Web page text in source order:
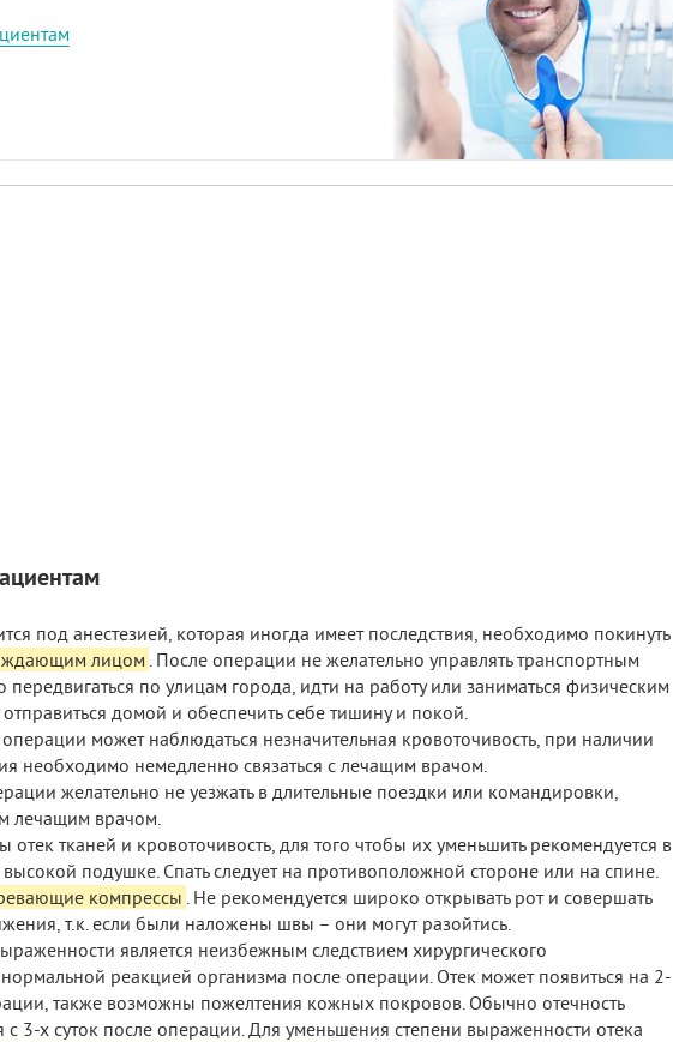
под анестезией, которая иногда имеет последствия, необходимо покинуть
лицом . После операции не желательно управлять транспортным
передвигаться по улицам города, идти на работу или заниматься физическим
домой и обеспечить себе тишину и покой.
может наблюдаться незначительная кровоточивость, при наличии
необходимо немедленно связаться с лечащим врачом.
желательно не уезжать в длительные поездки или командировки,
лечащим врачом.
тканей и кровоточивость, для того чтобы их уменьшить рекомендуется в
высокой подушке. Спать следует на противоположной стороне или на спине.
компрессы . Не рекомендуется широко открывать рот и совершать
т.к. если были наложены швы – они могут разойтись.
является неизбежным следствием хирургического
нормальной реакцией организма после операции. Отек может появиться на 2-
также возможны пожелтения кожных покровов. Обычно отечность
с 3-х суток после операции. Для уменьшения степени выраженности отека